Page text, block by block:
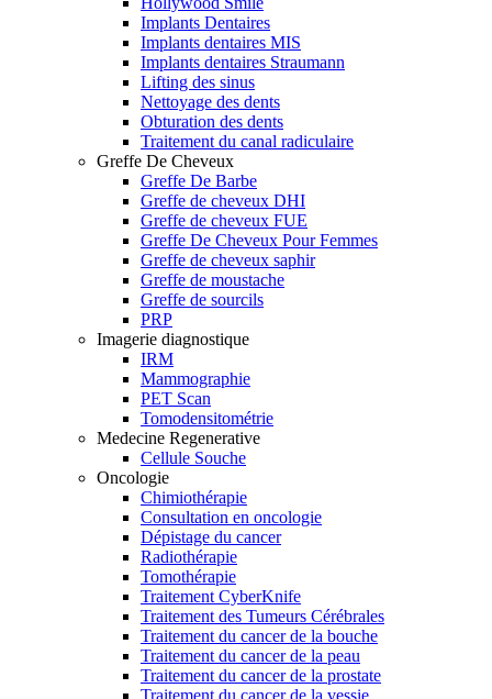
Implants Dentaires
Implants dentaires MIS
Implants dentaires Straumann
Lifting des sinus
Nettoyage des dents
Obturation des dents
Traitement du canal radiculaire
Greffe De Cheveux
Greffe De Barbe
Greffe de cheveux DHI
Greffe de cheveux FUE
Greffe De Cheveux Pour Femmes
Greffe de cheveux saphir
Greffe de moustache
Greffe de sourcils
PRP
Imagerie diagnostique
IRM
Mammographie
PET Scan
Tomodensitométrie
Medecine Regenerative
Cellule Souche
Oncologie
Chimiothérapie
Consultation en oncologie
Dépistage du cancer
Radiothérapie
Tomothérapie
Traitement CyberKnife
Traitement des Tumeurs Cérébrales
Traitement du cancer de la bouche
Traitement du cancer de la peau
Traitement du cancer de la prostate
Traitement du cancer de la vessie